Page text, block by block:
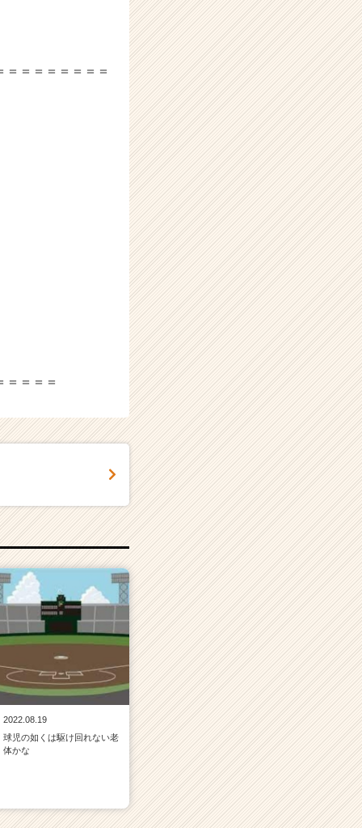
＝＝＝＝＝＝＝
＝＝＝＝
2022.08.19
球児の如くは駆け回れない老
体かな